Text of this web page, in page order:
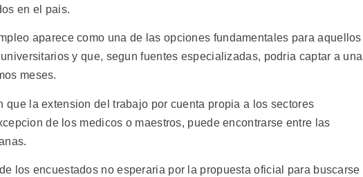
en el pais.
aparece como una de las opciones fundamentales para aquellos
y que, segun fuentes especializadas, podria captar a
meses.
que la extension del trabajo por cuenta propia a los sectores
de los medicos o maestros, puede encontrarse entre las
los encuestados no esperaria por la propuesta oficial para buscarse